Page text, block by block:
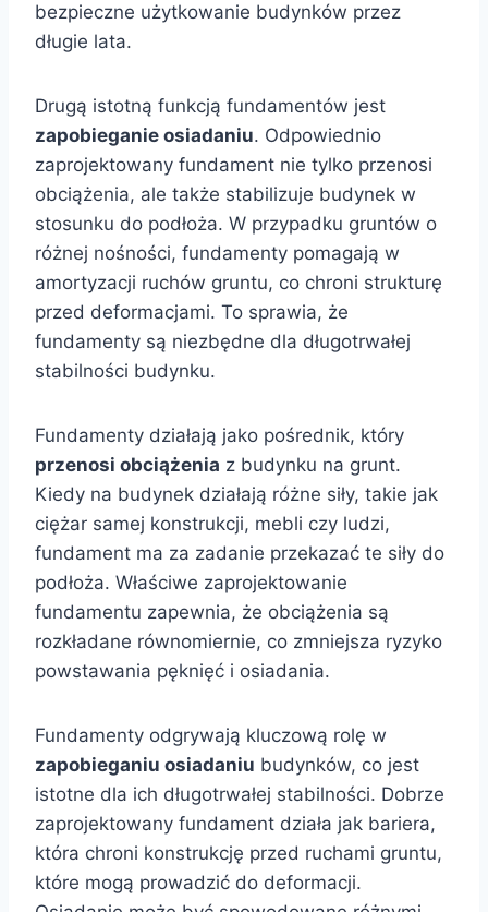
bezpieczne użytkowanie budynków przez
długie lata.
Drugą istotną funkcją fundamentów jest
zapobieganie osiadaniu. Odpowiednio
zaprojektowany fundament nie tylko przenosi
obciążenia, ale także stabilizuje budynek w
stosunku do podłoża. W przypadku gruntów o
różnej nośności, fundamenty pomagają w
amortyzacji ruchów gruntu, co chroni strukturę
przed deformacjami. To sprawia, że
fundamenty są niezbędne dla długotrwałej
stabilności budynku.
Fundamenty działają jako pośrednik, który
przenosi obciążenia z budynku na grunt.
Kiedy na budynek działają różne siły, takie jak
ciężar samej konstrukcji, mebli czy ludzi,
fundament ma za zadanie przekazać te siły do
podłoża. Właściwe zaprojektowanie
fundamentu zapewnia, że obciążenia są
rozkładane równomiernie, co zmniejsza ryzyko
powstawania pęknięć i osiadania.
Fundamenty odgrywają kluczową rolę w
zapobieganiu osiadaniu budynków, co jest
istotne dla ich długotrwałej stabilności. Dobrze
zaprojektowany fundament działa jak bariera,
która chroni konstrukcję przed ruchami gruntu,
które mogą prowadzić do deformacji.